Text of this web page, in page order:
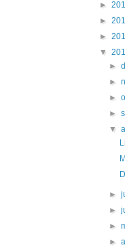
►
►
►
▼
►
►
►
►
▼
►
►
►
►